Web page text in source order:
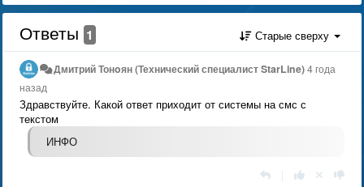
Ответы 1 Старые сверху
Дмитрий Тонoян (Технический специалист StarLine)4 года
назад
Здравствуйте. Какой ответ приходит от системы на смс с
текстом
ИНФО